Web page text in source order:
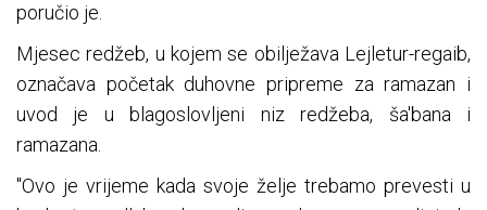
poručio je.
Mjesec redžeb, u kojem se obilježava Lejletur-regaib,
označava početak duhovne pripreme za ramazan i
uvod je u blagoslovljeni niz redžeba, ša'bana i
ramazana.
"Ovo je vrijeme kada svoje želje trebamo prevesti u